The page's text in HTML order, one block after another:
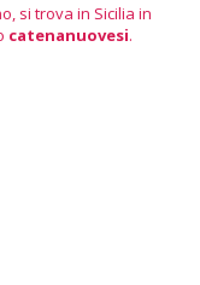
si trova in Sicilia in
catenanuovesi.